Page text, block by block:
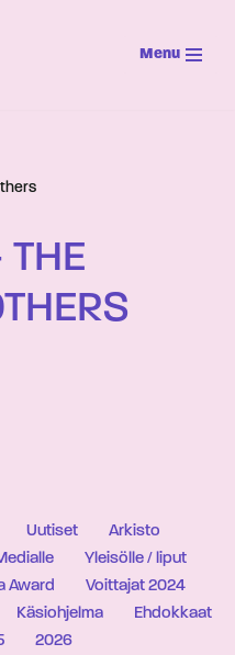
Menu
Uutiset
Arkisto
Yleisölle / liput
Award
Voittajat 2024
Käsiohjelma
Ehdokkaat
2026